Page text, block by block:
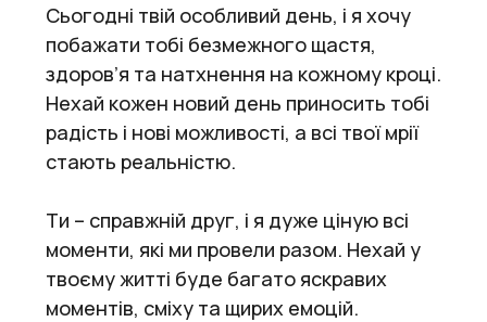
Сьогодні твій особливий день, і я хочу
побажати тобі безмежного щастя,
здоров’я та натхнення на кожному кроці.
Нехай кожен новий день приносить тобі
радість і нові можливості, а всі твої мрії
стають реальністю.
Ти – справжній друг, і я дуже ціную всі
моменти, які ми провели разом. Нехай у
твоєму житті буде багато яскравих
моментів, сміху та щирих емоцій.